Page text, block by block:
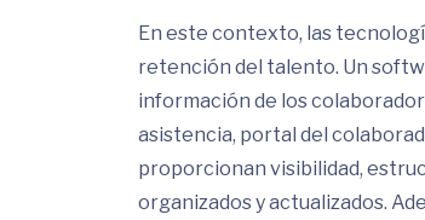
En este contexto, las
retención del talento. Un
información de los
asistencia, portal del
proporcionan visibilidad,
organizados y actualizados.